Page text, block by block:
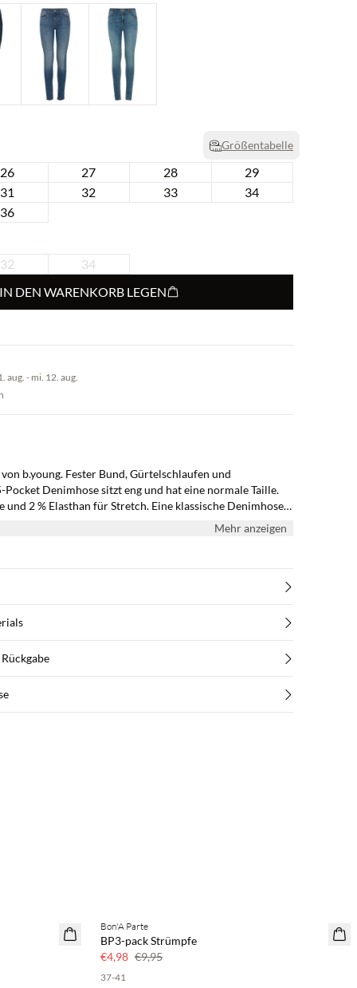
Größentabelle
26 27 28
29
31 32 33
34
36
32
34
IN DEN WARENKORB LEGEN
aug. - mi. 12. aug.
b.young. Fester Bund, Gürtelschlaufen und
Pocket Denimhose sitzt eng und hat eine normale Taille.
und 2 % Elasthan für Stretch. Eine klassische Denimhose,
und zu festlichen Gelegenheiten stylen können.Mehr anzeigen
50 % Rabatt
Bon'A Parte
BP3-pack Strümpfe
€4,98 €9,95
37-41